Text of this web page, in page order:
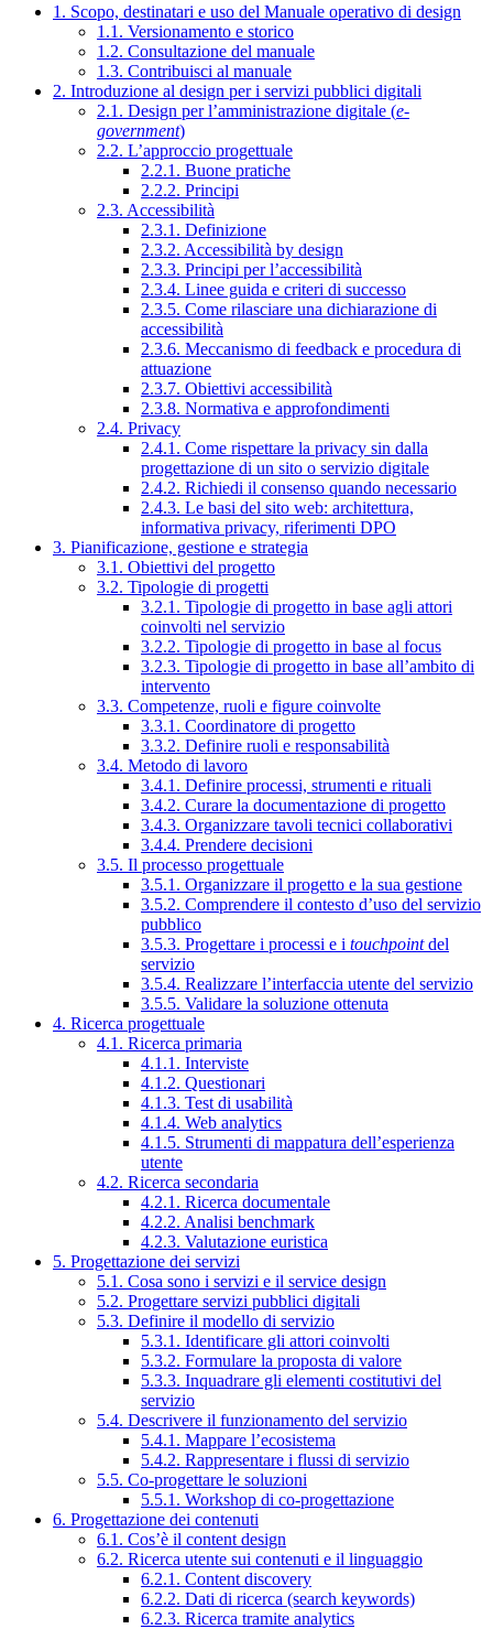
1. Scopo, destinatari e uso del Manuale operativo di design
1.1. Versionamento e storico
1.2. Consultazione del manuale
1.3. Contribuisci al manuale
2. Introduzione al design per i servizi pubblici digitali
2.1. Design per l’amministrazione digitale (e-
government)
2.2. L’approccio progettuale
2.2.1. Buone pratiche
2.2.2. Principi
2.3. Accessibilità
2.3.1. Definizione
2.3.2. Accessibilità by design
2.3.3. Principi per l’accessibilità
2.3.4. Linee guida e criteri di successo
2.3.5. Come rilasciare una dichiarazione di
accessibilità
2.3.6. Meccanismo di feedback e procedura di
attuazione
2.3.7. Obiettivi accessibilità
2.3.8. Normativa e approfondimenti
2.4. Privacy
2.4.1. Come rispettare la privacy sin dalla
progettazione di un sito o servizio digitale
2.4.2. Richiedi il consenso quando necessario
2.4.3. Le basi del sito web: architettura,
informativa privacy, riferimenti DPO
3. Pianificazione, gestione e strategia
3.1. Obiettivi del progetto
3.2. Tipologie di progetti
3.2.1. Tipologie di progetto in base agli attori
coinvolti nel servizio
3.2.2. Tipologie di progetto in base al focus
3.2.3. Tipologie di progetto in base all’ambito di
intervento
3.3. Competenze, ruoli e figure coinvolte
3.3.1. Coordinatore di progetto
3.3.2. Definire ruoli e responsabilità
3.4. Metodo di lavoro
3.4.1. Definire processi, strumenti e rituali
3.4.2. Curare la documentazione di progetto
3.4.3. Organizzare tavoli tecnici collaborativi
3.4.4. Prendere decisioni
3.5. Il processo progettuale
3.5.1. Organizzare il progetto e la sua gestione
3.5.2. Comprendere il contesto d’uso del servizio
pubblico
3.5.3. Progettare i processi e i touchpointdel
servizio
3.5.4. Realizzare l’interfaccia utente del servizio
3.5.5. Validare la soluzione ottenuta
4. Ricerca progettuale
4.1. Ricerca primaria
4.1.1. Interviste
4.1.2. Questionari
4.1.3. Test di usabilità
4.1.4. Web analytics
4.1.5. Strumenti di mappatura dell’esperienza
utente
4.2. Ricerca secondaria
4.2.1. Ricerca documentale
4.2.2. Analisi benchmark
4.2.3. Valutazione euristica
5. Progettazione dei servizi
5.1. Cosa sono i servizi e il service design
5.2. Progettare servizi pubblici digitali
5.3. Definire il modello di servizio
5.3.1. Identificare gli attori coinvolti
5.3.2. Formulare la proposta di valore
5.3.3. Inquadrare gli elementi costitutivi del
servizio
5.4. Descrivere il funzionamento del servizio
5.4.1. Mappare l’ecosistema
5.4.2. Rappresentare i flussi di servizio
5.5. Co-progettare le soluzioni
5.5.1. Workshop di co-progettazione
6. Progettazione dei contenuti
6.1. Cos’è il content design
6.2. Ricerca utente sui contenuti e il linguaggio
6.2.1. Content discovery
6.2.2. Dati di ricerca (search keywords)
6.2.3. Ricerca tramite analytics